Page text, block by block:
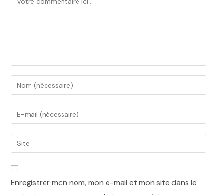
Enregistrer mon nom, mon e-mail et mon site dans le